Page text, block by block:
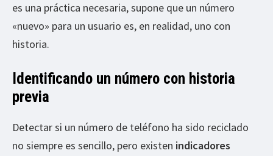
es una práctica necesaria, supone que un número
«nuevo» para un usuario es, en realidad, uno con
historia.
Identificando un número con historia
previa
Detectar si un número de teléfono ha sido reciclado
no siempre es sencillo, pero existen indicadores